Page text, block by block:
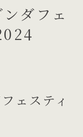
ダフェ
ェスティ